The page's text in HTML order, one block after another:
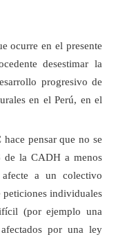
ocurre en el presente
desestimar la
progresivo de
en el Perú, en el
pensar que no se
de la CADH a menos
a un colectivo
individuales
(por ejemplo una
por una ley